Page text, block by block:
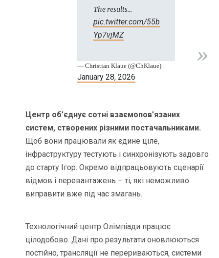
The results…
pic.twitter.com/55b
Yp7vjMZ
— Christian Klaue (@ChKlaue)
January 28, 2026
Центр об’єднує сотні взаємопов’язаних
систем, створених різними постачальниками.
Щоб вони працювали як єдине ціле,
інфраструктуру тестують і синхронізують задовго
до старту Ігор. Окремо відпрацьовують сценарії
відмов і перевантажень – ті, які неможливо
виправити вже під час змагань.
Технологічний центр Олімпіади працює
цілодобово. Дані про результати оновлюються
постійно, трансляції не перериваються, системи